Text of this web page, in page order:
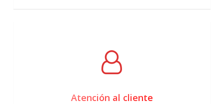
Atención al cliente